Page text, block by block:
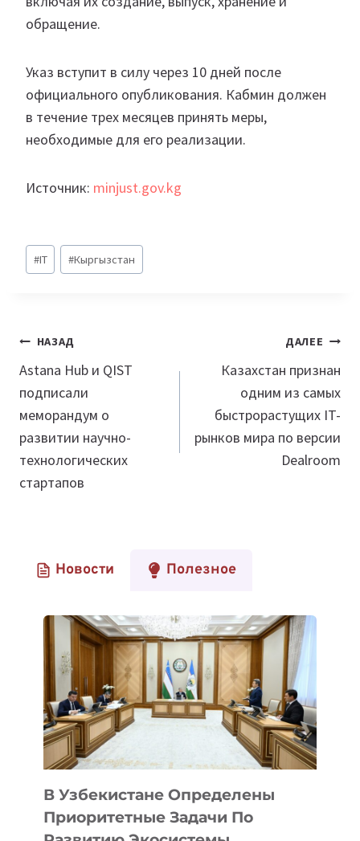
обращение.
Указ вступит в силу через 10 дней после
официального опубликования. Кабмин должен
в течение трех месяцев принять меры,
необходимые для его реализации.
Источник: minjust.gov.kg
Метки
записи:
#IT #Кыргызстан
Навигация
по
записям
НАЗАД
Astana Hub и QIST
подписали
меморандум о
развитии научно-
технологических
стартапов
ДАЛЕЕ
Казахстан признан
одним из самых
быстрорастущих IT-
рынков мира по версии
Dealroom
Новости Полезное
В Узбекистане Определены
Приоритетные Задачи По